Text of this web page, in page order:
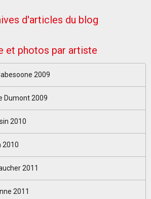
d'articles du blog
et photos par artiste
2009
Dumont 2009
2010
2010
2011
2011